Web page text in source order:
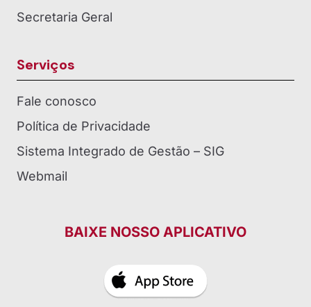
Secretaria Geral
Serviços
Fale conosco
Política de Privacidade
Sistema Integrado de Gestão – SIG
Webmail
BAIXE NOSSO APLICATIVO